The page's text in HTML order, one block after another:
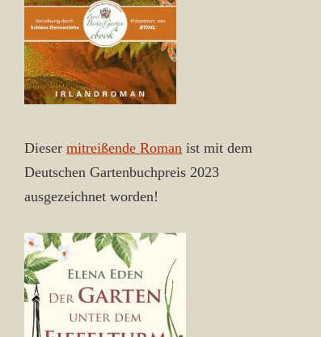
Dieser mitreißende Roman ist mit dem
Deutschen Gartenbuchpreis 2023
ausgezeichnet worden!